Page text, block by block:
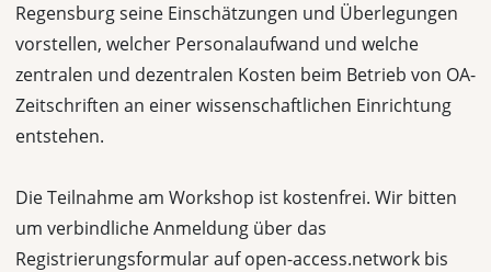
Regensburg seine Einschätzungen und Überlegungen
vorstellen, welcher Personalaufwand und welche
zentralen und dezentralen Kosten beim Betrieb von OA-
Zeitschriften an einer wissenschaftlichen Einrichtung
entstehen.
Die Teilnahme am Workshop ist kostenfrei. Wir bitten
um verbindliche Anmeldung über das
Registrierungsformular auf open-access.network bis